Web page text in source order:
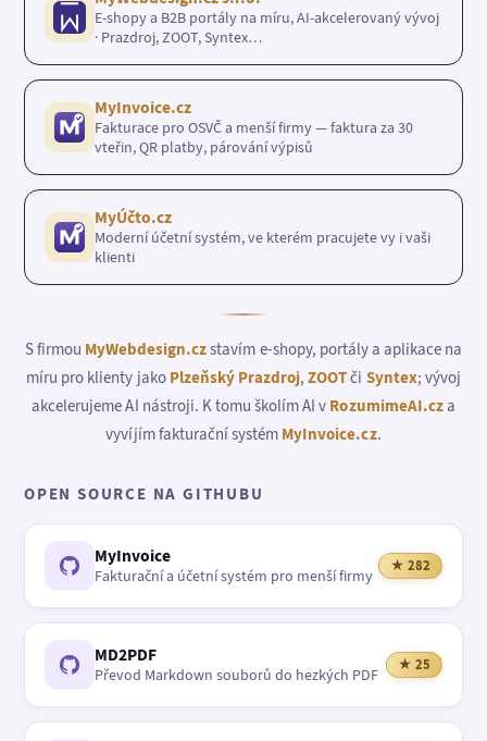
E-shopy a B2B portály na míru, AI-akcelerovaný vývoj
· Prazdroj, ZOOT, Syntex…
MyInvoice.cz
Fakturace pro OSVČ a menší firmy — faktura za 30
vteřin, QR platby, párování výpisů
MyÚčto.cz
Moderní účetní systém, ve kterém pracujete vy i vaši
klienti
S firmou MyWebdesign.czstavím e-shopy, portály a aplikace na
míru pro klienty jako Plzeňský Prazdroj,ZOOTči Syntex; vývoj
akcelerujeme AI nástroji. K tomu školím AI v RozumimeAI.cza
vyvíjím fakturační systém MyInvoice.cz.
OPEN SOURCE NA GITHUBU
MyInvoice
Fakturační a účetní systém pro menší firmy
★ 282
MD2PDF
Převod Markdown souborů do hezkých PDF
★ 25